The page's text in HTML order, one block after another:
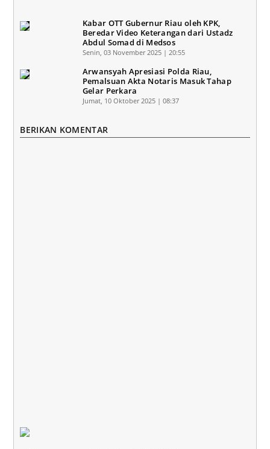
Kabar OTT Gubernur Riau oleh KPK,
Beredar Video Keterangan dari Ustadz
Abdul Somad di Medsos
Senin, 03 November 2025 | 20:55
Arwansyah Apresiasi Polda Riau,
Pemalsuan Akta Notaris Masuk Tahap
Gelar Perkara
Jumat, 10 Oktober 2025 | 08:37
BERIKAN KOMENTAR